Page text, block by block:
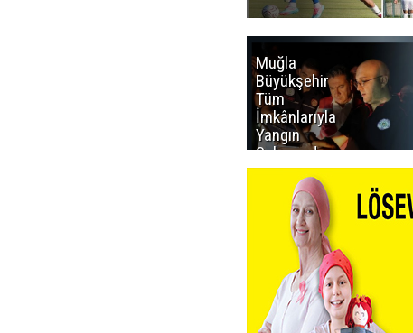
Muğla
Büyükşehir
Tüm
İmkânlarıyla
Yangın
Sahasında